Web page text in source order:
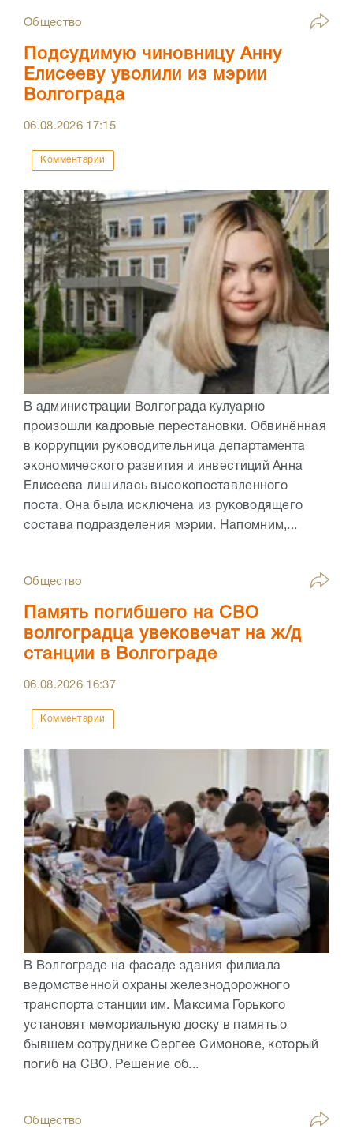
Общество
Подсудимую чиновницу Анну
Елисееву уволили из мэрии
Волгограда
06.08.2026 17:15
Комментарии
В администрации Волгограда кулуарно
произошли кадровые перестановки. Обвинённая
в коррупции руководительница департамента
экономического развития и инвестиций Анна
Елисеева лишилась высокопоставленного
поста. Она была исключена из руководящего
состава подразделения мэрии. Напомним,...
Общество
Память погибшего на СВО
волгоградца увековечат на ж/д
станции в Волгограде
06.08.2026 16:37
Комментарии
В Волгограде на фасаде здания филиала
ведомственной охраны железнодорожного
транспорта станции им. Максима Горького
установят мемориальную доску в память о
бывшем сотруднике Сергее Симонове, который
погиб на СВО. Решение об...
Общество